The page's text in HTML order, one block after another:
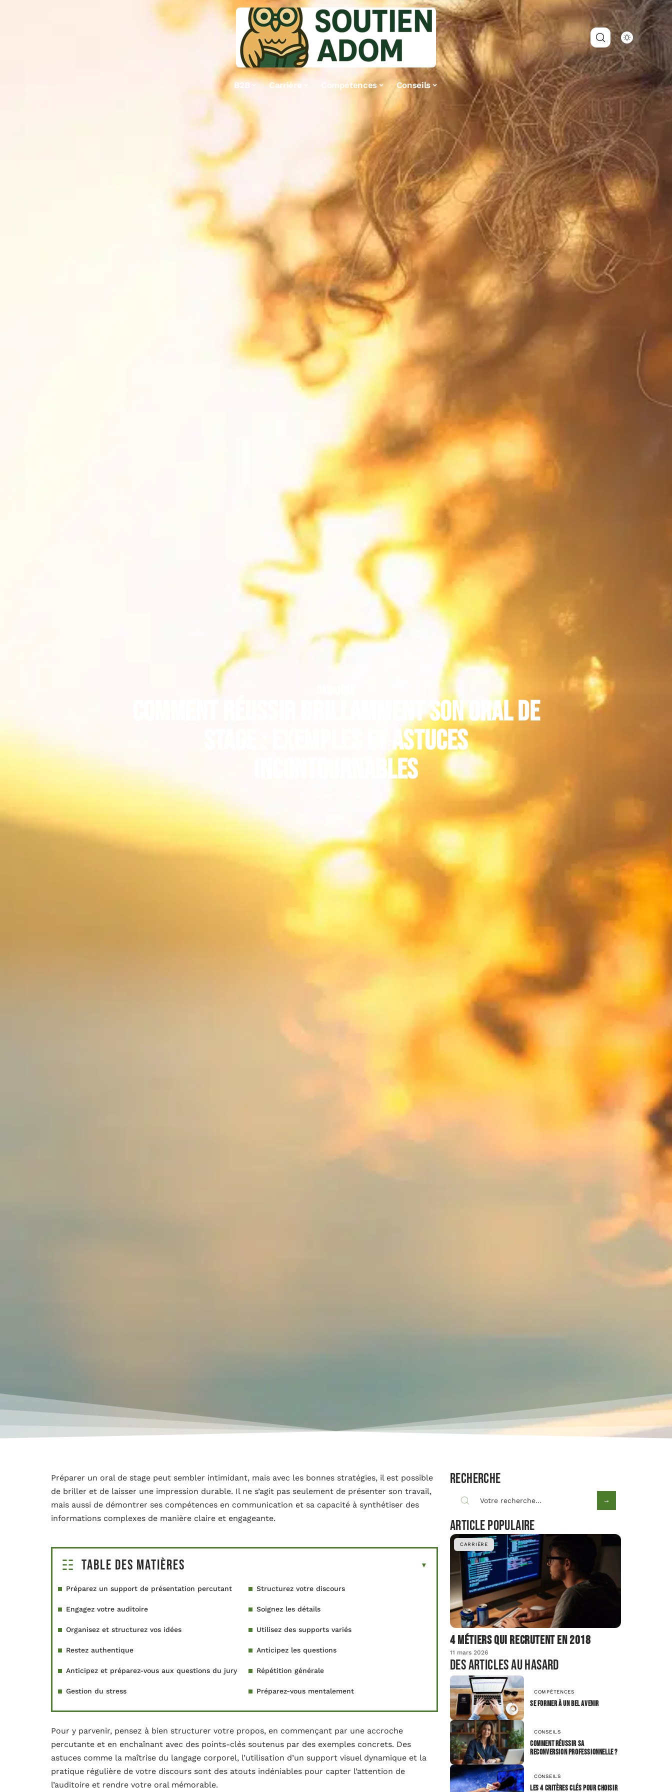
B2B Carrière Compétences Conseils
Comment réussir brillamment son oral de
stage : exemples et astuces
incontournables
Préparer un oral de stage peut sembler intimidant, mais avec les bonnes stratégies, il est possible
de briller et de laisser une impression durable. Il ne s’agit pas seulement de présenter son travail,
mais aussi de démontrer ses compétences en communication et sa capacité à synthétiser des
informations complexes de manière claire et engageante.
Table des matières
Préparez un support de présentation percutant Structurez votre discours
Engagez votre auditoire Soignez les détails
Organisez et structurez vos idées Utilisez des supports variés
Restez authentique Anticipez les questions
Anticipez et préparez-vous aux questions du jury Répétition générale
Gestion du stress Préparez-vous mentalement
Pour y parvenir, pensez à bien structurer votre propos, en commençant par une accroche
percutante et en enchaînant avec des points-clés soutenus par des exemples concrets. Des
astuces comme la maîtrise du langage corporel, l’utilisation d’un support visuel dynamique et la
pratique régulière de votre discours sont des atouts indéniables pour capter l’attention de
l’auditoire et rendre votre oral mémorable.
Recherche
Article populaire
CARRIÈRE
4 métiers qui recrutent en 2018
11 mars 2026
Des articles au hasard
COMPÉTENCES
Se former à un bel avenir
CONSEILS
Comment réussir sa
reconversion professionnelle ?
CONSEILS
Les 4 critères clés pour choisir